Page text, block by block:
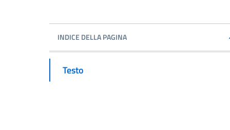
INDICE DELLA PAGINA
Testo